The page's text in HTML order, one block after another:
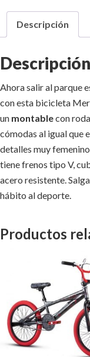
Descripción
Descripción
Ahora salir al parque
con esta bicicleta
un montablecon
cómodas al igual que
detalles muy
tiene frenos tipo V,
acero resistente.
hábito al deporte.
Productos